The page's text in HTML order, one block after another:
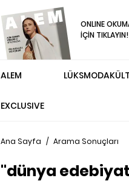
ONLINE
İÇİN TIKLAYIN!
ALEM
EXCLUSIVE
LÜKSMODA
Ana Sayfa / Arama Sonuçları
"dünya